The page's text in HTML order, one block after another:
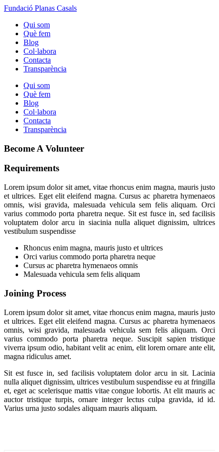
Fundació Planas Casals
Qui som
Què fem
Blog
Col·labora
Contacta
Transparència
Qui som
Què fem
Blog
Col·labora
Contacta
Transparència
Become A Volunteer
Requirements
Lorem ipsum dolor sit amet, vitae rhoncus enim magna, mauris justo
et ultrices. Eget elit eleifend magna. Cursus ac pharetra hymenaeos
omnis, wisi gravida, malesuada vehicula sem felis aliquam. Orci
varius commodo porta pharetra neque. Sit est fusce in, sed facilisis
voluptatem dolor arcu in siacinia nulla aliquet dignissim, ultrices
vestibulum suspendisse
Rhoncus enim magna, mauris justo et ultrices
Orci varius commodo porta pharetra neque
Cursus ac pharetra hymenaeos omnis
Malesuada vehicula sem felis aliquam
Joining Process
Lorem ipsum dolor sit amet, vitae rhoncus enim magna, mauris justo
et ultrices. Eget elit eleifend magna. Cursus ac pharetra hymenaeos
omnis, wisi gravida, malesuada vehicula sem felis aliquam. Orci
varius commodo porta pharetra neque. Suscipit sapien tristique
viverra ipsum odio, habitant velit ac enim, elit lorem ornare ante elit,
magna ridiculus amet.
Sit est fusce in, sed facilisis voluptatem dolor arcu in sit. Lacinia
nulla aliquet dignissim, ultrices vestibulum suspendisse eu at fringilla
et, eget ac scelerisque mattis vitae congue lobortis. At elit mauris ac
auctor tristique turpis, ornare integer lectus culpa gravida, id id.
Varius urna justo sodales aliquam mauris aliquam.